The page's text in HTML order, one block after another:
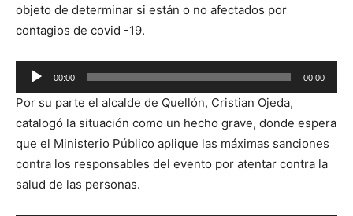
objeto de determinar si están o no afectados por
contagios de covid -19.
Reproductor
de
audio
00:00 00:00
Por su parte el alcalde de Quellón, Cristian Ojeda,
catalogó la situación como un hecho grave, donde espera
que el Ministerio Público aplique las máximas sanciones
contra los responsables del evento por atentar contra la
salud de las personas.